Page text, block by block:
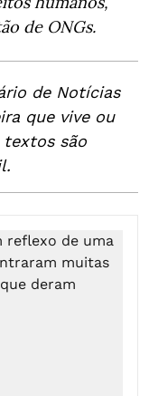
de ONGs.
de Notícias
que vive ou
textos são